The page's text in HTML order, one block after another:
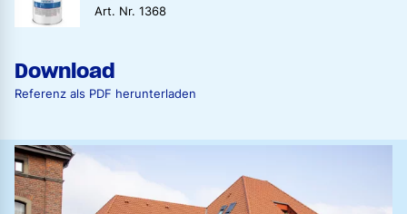
Art. Nr. 1368
Download
Referenz als PDF herunterladen